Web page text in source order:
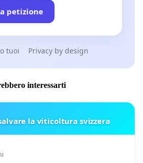
petizione
tuoi Privacy by design
interessarti
la viticoltura svizzera